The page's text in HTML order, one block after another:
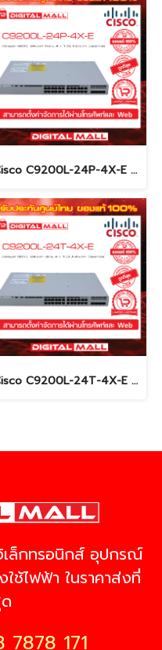
Cisco C9200L-24P-4X-E อุปกรณ์ขยายสัญญาณ (Gigabit Switch Hub)
Cisco C9200L-24T-4X-E อุปกรณ์ขยายสัญญาณ (Gigabit Switch Hub)
ล็กทรอนิกส์ อุปกรณ์
ช้ไฟฟ้า ในราคาส่งที่
7878 171